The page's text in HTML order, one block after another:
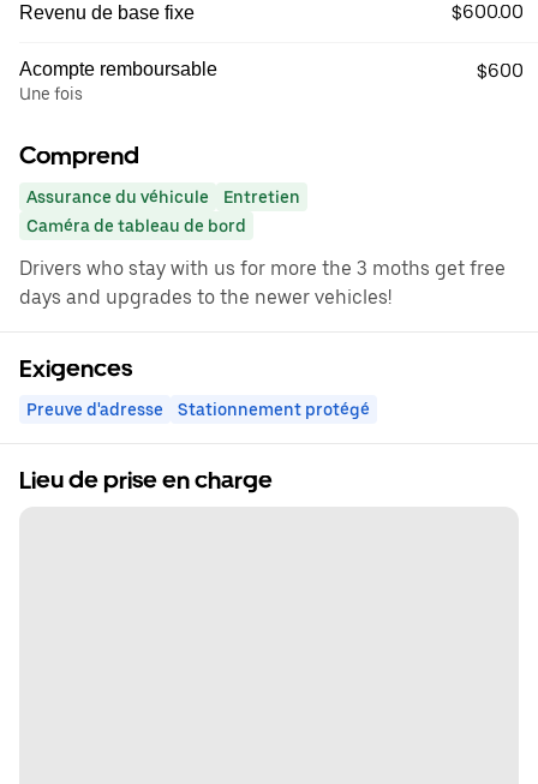
Revenu de base fixe $600.00
Acompte remboursable
Une fois
$600
Comprend
Assurance du véhicule
Entretien
Caméra de tableau de bord
Drivers who stay with us for more the 3 moths get free
days and upgrades to the newer vehicles!
Exigences
Preuve d'adresse Stationnement protégé
Lieu de prise en charge